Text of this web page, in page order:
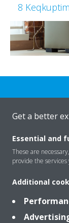
8
Rreth nesh
Zgjidhje
Kontakti
Get a better
Essential and
These are
provide the
Additional